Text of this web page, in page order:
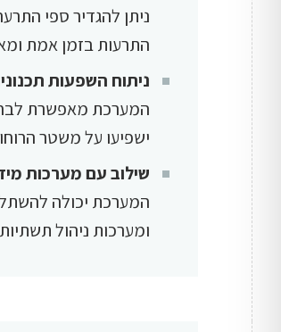
ניתן להגדיר ספי
התרעות בזמן אמת
ניתוח השפעות
המערכת מאפשרת
ישפיעו על משטר
שילוב עם מערכות
ומערכות ניהול